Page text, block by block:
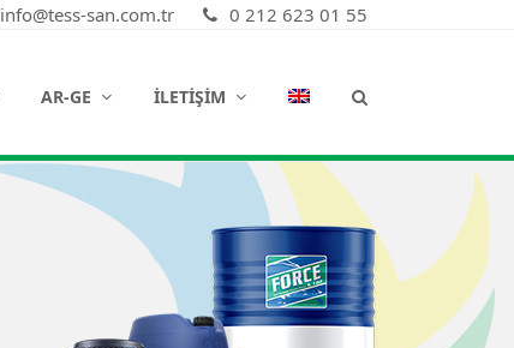
info@tess-san.com.tr 0 212 623 01 55
AR-GE İLETIŞIM